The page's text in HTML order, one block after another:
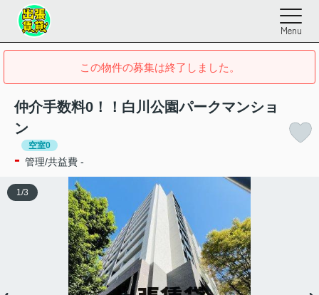
Menu
この物件の募集は終了しました。
仲介手数料0！！白川公園パークマンショ
ン
空室0
- 管理/共益費 -
1 /3